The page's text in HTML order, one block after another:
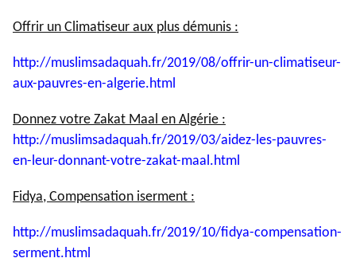
Offrir un Climatiseur aux plus démunis :
http://muslimsadaquah.fr/2019/08/offrir-un-climatiseur-
aux-pauvres-en-algerie.html
Donnez votre Zakat Maal en Algérie :
http://muslimsadaquah.fr/2019/03/aidez-les-pauvres-
en-leur-donnant-votre-zakat-maal.html
Fidya, Compensation iserment :
http://muslimsadaquah.fr/2019/10/fidya-compensation-
serment.html